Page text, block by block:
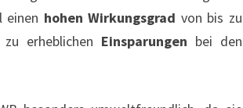
einen hohen Wirkungsgrad von bis zu
erheblichen Einsparungen bei den